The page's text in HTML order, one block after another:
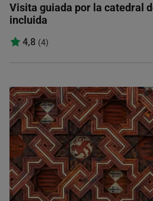
Visita guiada por la catedral
incluida
4,8 (4)